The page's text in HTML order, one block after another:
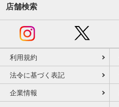
店舗検索
利用規約
法令に基づく表記
企業情報